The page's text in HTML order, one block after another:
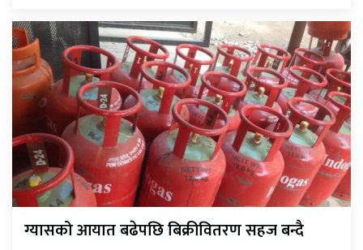
ग्यासको आयात बढेपछि बिक्रीवितरण सहज बन्दै